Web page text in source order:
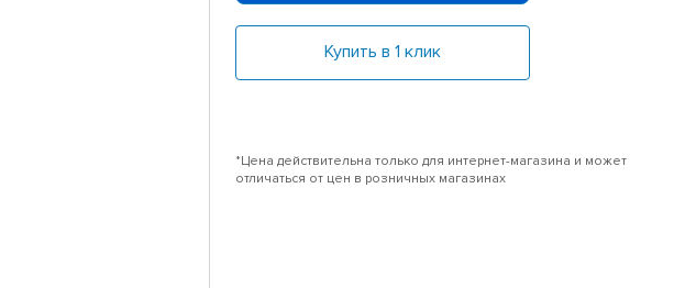
Купить в 1 клик
*Цена действительна только для интернет-магазина и может
отличаться от цен в розничных магазинах